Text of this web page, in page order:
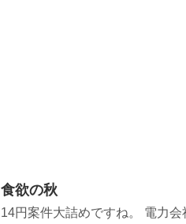
食欲の秋
14円案件大詰めですね。 電力